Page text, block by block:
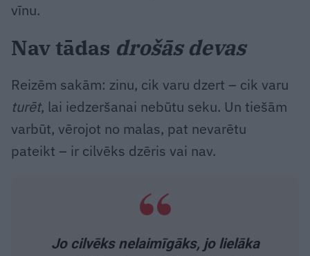
vīnu.
Nav tādas drošās devas
Reizēm sakām: zinu, cik varu dzert – cik varu
turēt, lai iedzeršanai nebūtu seku. Un tiešām
varbūt, vērojot no malas, pat nevarētu
pateikt – ir cilvēks dzēris vai nav.
Jo cilvēks nelaimīgāks, jo lielāka